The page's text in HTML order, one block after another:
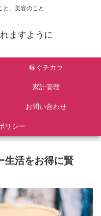
と、美容のこと
ますように
稼ぐチカラ
家計管理
お問い合わせ
リシー
生活をお得に賢